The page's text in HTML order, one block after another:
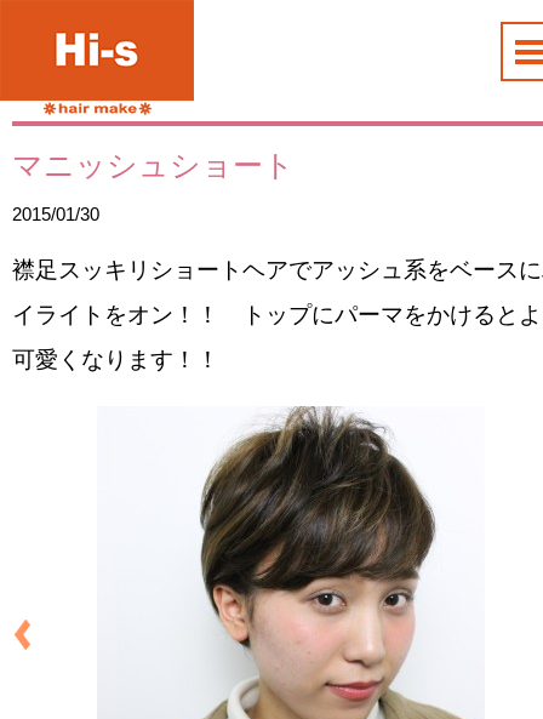
マニッシュショート
2015/01/30
襟足スッキリショートヘアでアッシュ系をベース
イライトをオン！！ トップにパーマをかけると
可愛くなります！！